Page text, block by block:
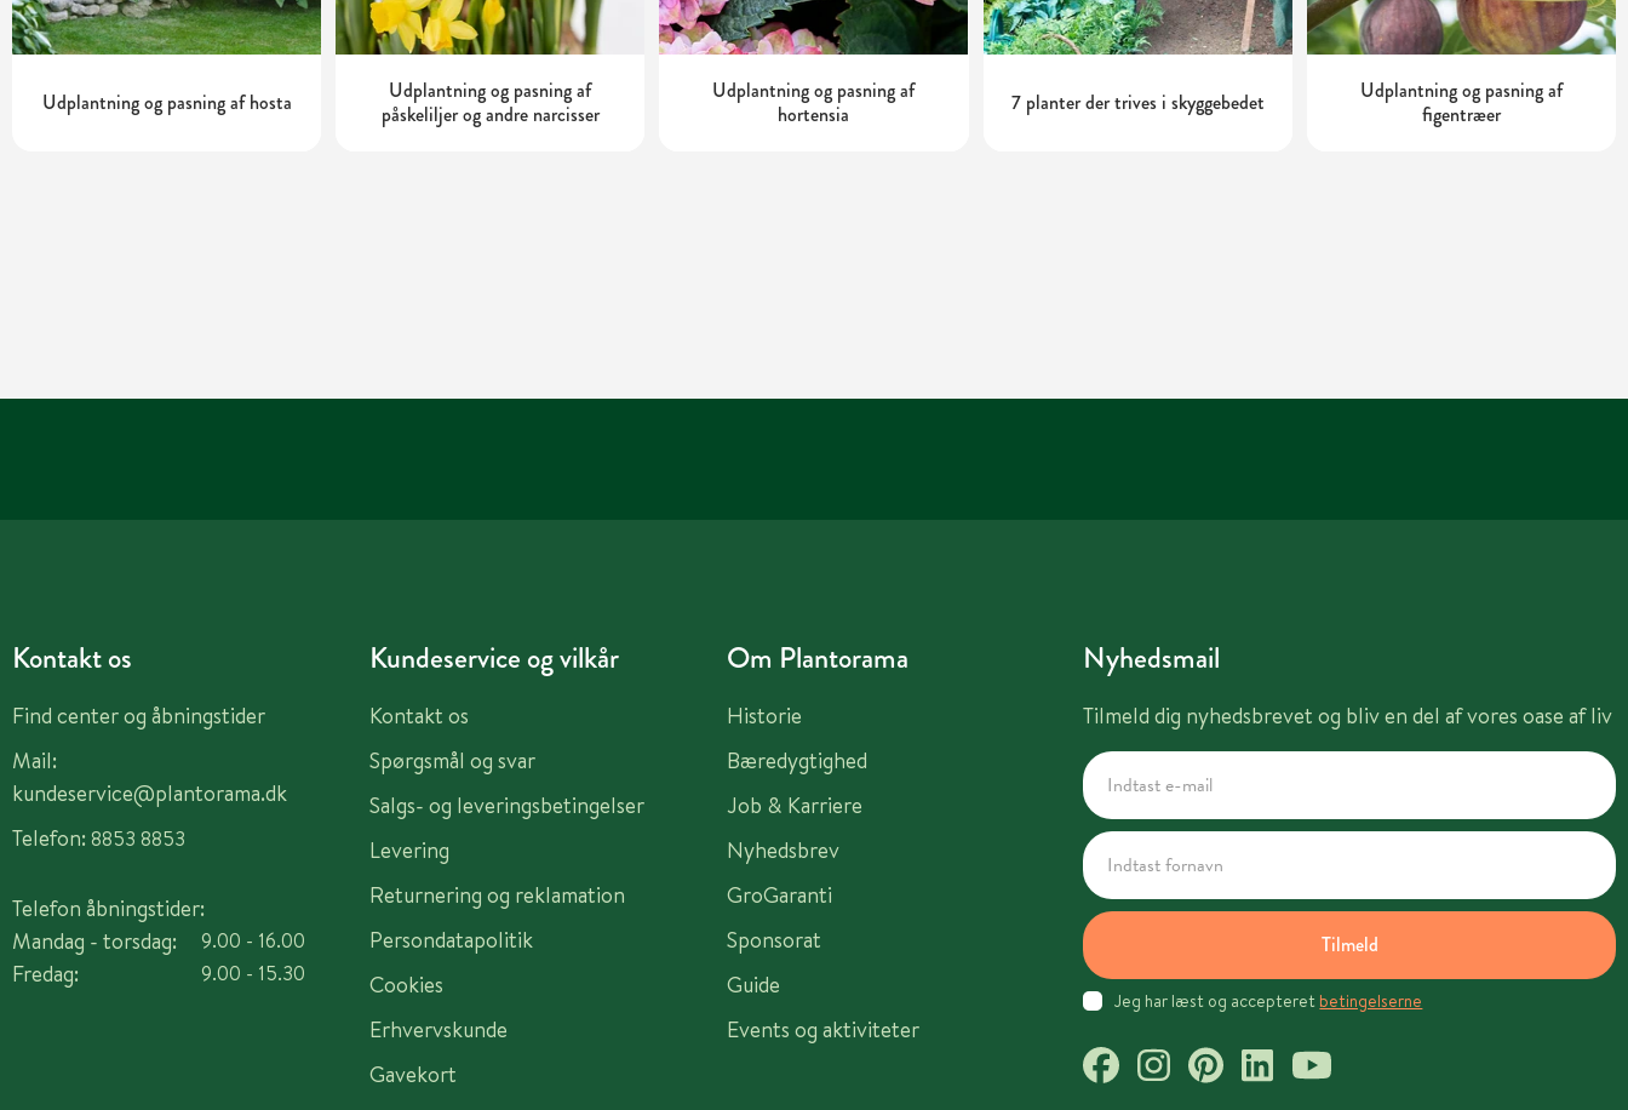
Udplantning og pasning af hosta
Udplantning og pasning af
påskeliljer og andre narcisser
Udplantning og pasning af
hortensia
7 planter der trives i skyggebedet
Udplantning og pasning af
figentræer
Kontakt os
Find center og åbningstider
Mail:
kundeservice@plantorama.dk
Telefon: 8853 8853
Telefon åbningstider:
Mandag - torsdag:
Fredag:
9.00 - 16.00
9.00 - 15.30
Kundeservice og vilkår
Kontakt os
Spørgsmål og svar
Salgs- og leveringsbetingelser
Levering
Returnering og reklamation
Persondatapolitik
Cookies
Erhvervskunde
Gavekort
Om Plantorama
Historie
Bæredygtighed
Job & Karriere
Nyhedsbrev
GroGaranti
Sponsorat
Guide
Events og aktiviteter
Nyhedsmail
Tilmeld dig nyhedsbrevet og bliv en del af vores oase af liv
Tilmeld
Jeg har læst og accepteret betingelserne